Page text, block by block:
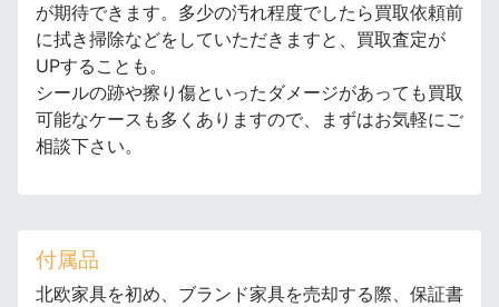
が期待できます。多少の汚れ程度でしたら買取依頼前
に拭き掃除などをしていただきますと、買取査定が
UPすることも。
シールの跡や擦り傷といったダメージがあっても買取
可能なケースも多くありますので、まずはお気軽にご
相談下さい。
付属品
北欧家具を初め、ブランド家具を売却する際、保証書